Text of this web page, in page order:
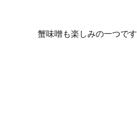
蟹味噌も楽しみの一つです